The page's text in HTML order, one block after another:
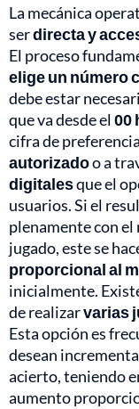
La mecánica
serdirecta y
El proceso
elige un número
debe estar
que va desde el00
cifra de
autorizadoo a
digitalesque el
usuarios. Si el
plenamente con
jugado, este se
proporcional al
inicialmente.
de realizarvarias
Esta opción es
desean
acierto, teniendo
aumento